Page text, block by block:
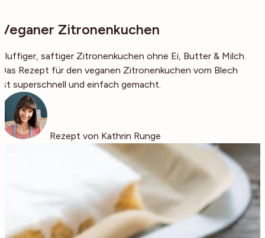
Veganer Zitronenkuchen
Fluffiger, saftiger Zitronenkuchen ohne Ei, Butter & Milch.
Das Rezept für den veganen Zitronenkuchen vom Blech
ist superschnell und einfach gemacht.
Rezept von Kathrin Runge